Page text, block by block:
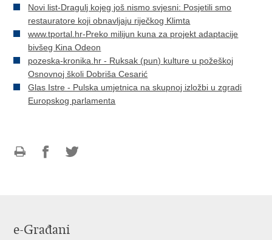
Novi list-Dragulj kojeg još nismo svjesni: Posjetili smo
restauratore koji obnavljaju riječkog Klimta
www.tportal.hr-Preko milijun kuna za projekt adaptacije
bivšeg Kina Odeon
pozeska-kronika.hr - Ruksak (pun) kulture u požeškoj
Osnovnoj školi Dobriša Cesarić
Glas Istre - Pulska umjetnica na skupnoj izložbi u zgradi
Europskog parlamenta
e-Građani